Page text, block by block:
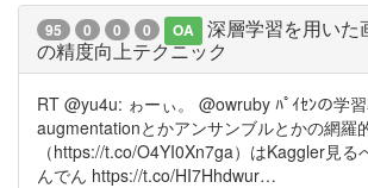
95 0 0 0 OA
深層学習を用いた
の精度向上テクニック
RT @yu4u: ゎーぃ。 @owruby ﾊﾟｲｾﾝの学
augmentationとかアンサンブルとかの網羅
（https://t.co/O4YI0Xn7ga）はKaggler見る
んでん https://t.co/HI7Hhdwur…